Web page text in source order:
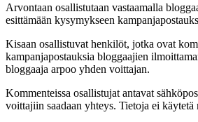
Arvontaan osallistutaan vastaamalla
esittämään kysymykseen
Kisaan osallistuvat henkilöt, jotka ovat
kampanjapostauksia bloggaajien
bloggaaja arpoo yhden voittajan.
Kommenteissa osallistujat antavat
voittajiin saadaan yhteys. Tietoja ei